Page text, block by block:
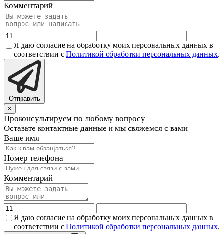
Комментарий
Я даю согласие на обработку моих персональных данных в
соответствии с Политикой обработки персональных данных.
Отправить
×
Проконсультируем по любому вопросу
Оставьте контактные данные и мы свяжемся с вами
Ваше имя
Номер телефона
Комментарий
Я даю согласие на обработку моих персональных данных в
соответствии с Политикой обработки персональных данных.